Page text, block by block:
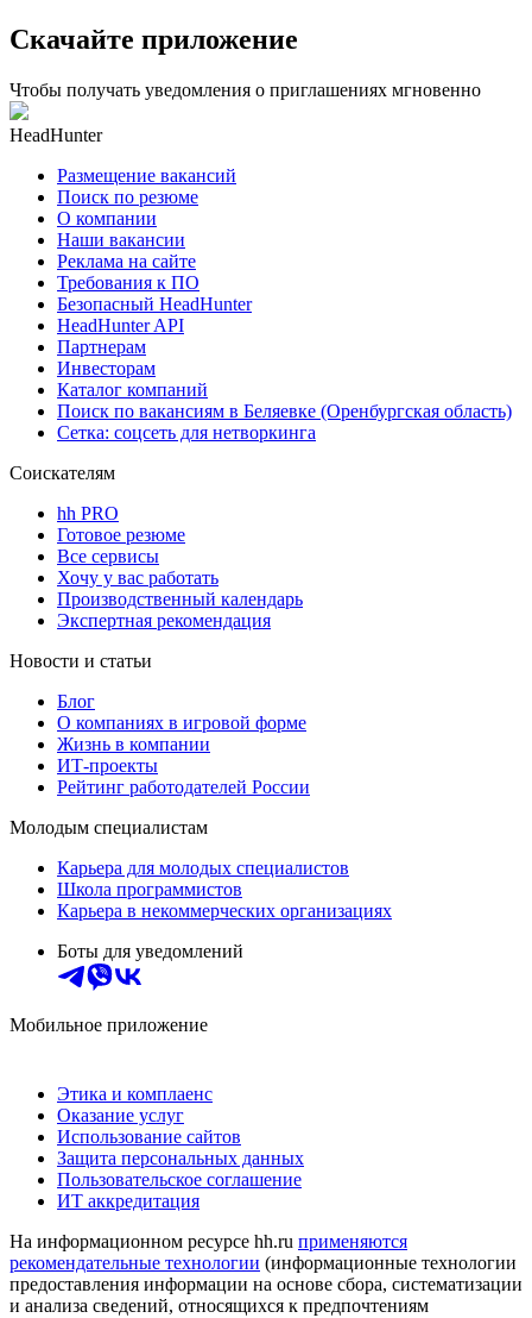
Скачайте приложение
Чтобы получать уведомления о приглашениях мгновенно
HeadHunter
Размещение вакансий
Поиск по резюме
О компании
Наши вакансии
Реклама на сайте
Требования к ПО
Безопасный HeadHunter
HeadHunter API
Партнерам
Инвесторам
Каталог компаний
Поиск по вакансиям в Беляевке (Оренбургская область)
Сетка: соцсеть для нетворкинга
Соискателям
hh PRO
Готовое резюме
Все сервисы
Хочу у вас работать
Производственный календарь
Экспертная рекомендация
Новости и статьи
Блог
О компаниях в игровой форме
Жизнь в компании
ИТ-проекты
Рейтинг работодателей России
Молодым специалистам
Карьера для молодых специалистов
Школа программистов
Карьера в некоммерческих организациях
Боты для уведомлений
Мобильное приложение
Этика и комплаенс
Оказание услуг
Использование сайтов
Защита персональных данных
Пользовательское соглашение
ИТ аккредитация
На информационном ресурсе hh.ru применяются
рекомендательные технологии (информационные технологии
предоставления информации на основе сбора, систематизации
и анализа сведений, относящихся к предпочтениям